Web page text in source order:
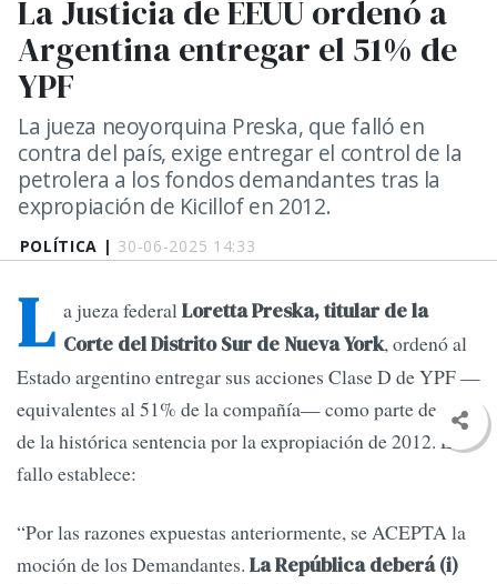
POLÍTICA | 30-06-2025 14:33
La Justicia de EEUU ordenó a
Argentina entregar el 51% de
YPF
La jueza neoyorquina Preska, que falló en
contra del país, exige entregar el control de la
petrolera a los fondos demandantes tras la
expropiación de Kicillof en 2012.
L a jueza federalLoretta Preska, titular de la
Corte del Distrito Sur de Nueva York, ordenó al
Estado argentino entregar sus acciones Clase D de YPF —
equivalentes al 51% de la compañía— como parte de pago
de la histórica sentencia por la expropiación de 2012. El
fallo establece:
“Por las razones expuestas anteriormente, se ACEPTA la
moción de los Demandantes. La República deberá (i)